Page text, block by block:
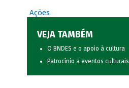
Ações
VEJA TAMBÉM
O BNDES e o apoio à cultura
Patrocínio a eventos culturais